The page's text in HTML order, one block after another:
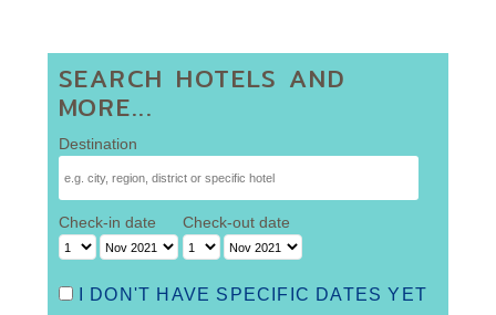
SEARCH HOTELS AND
MORE...
Destination
Check-in date Check-out date
I DON'T HAVE SPECIFIC DATES YET